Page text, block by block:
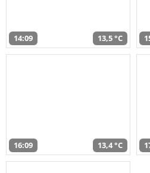
14:09 13,5 °C
16:09 13,4 °C